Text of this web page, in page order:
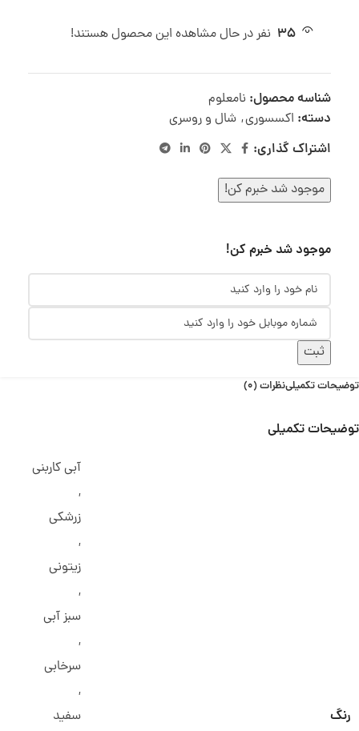
35 نفر در حال مشاهده این محصول هستند!
شناسه محصول: نامعلوم
دسته: اکسسوری, شال و روسری
اشتراک گذاری:
موجود شد خبرم کن!
موجود شد خبرم کن!
ثبت
توضیحات تکمیلینظرات (0)
توضیحات تکمیلی
رنگ
آبی کاربنی
,
زرشکی
,
زیتونی
,
سبز آبی
,
سرخابی
,
سفید